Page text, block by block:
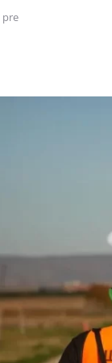
pre